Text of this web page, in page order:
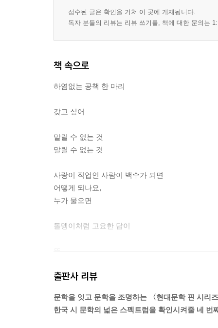
접수된 글은 확인을 거쳐 이 곳에 게재됩니다.
독자 분들의 리뷰는 리뷰 쓰기를, 책에 대한 문의는
책 속으로
하염없는 공책 한 마리
갖고 싶어
말릴 수 없는 것
말릴 수 없는 것
사랑이 직업인 사람이 백수가 되면
어떻게 되나요,
누가 물으면
돌멩이처럼 고요한 답이
뚝
--- 「하염없는 공책」중에서
출판사 리뷰
문학을 잇고 문학을 조명하는 〈현대문학 핀 시리
한국 시 문학의 넓은 스펙트럼을 확인시켜줄 네 번